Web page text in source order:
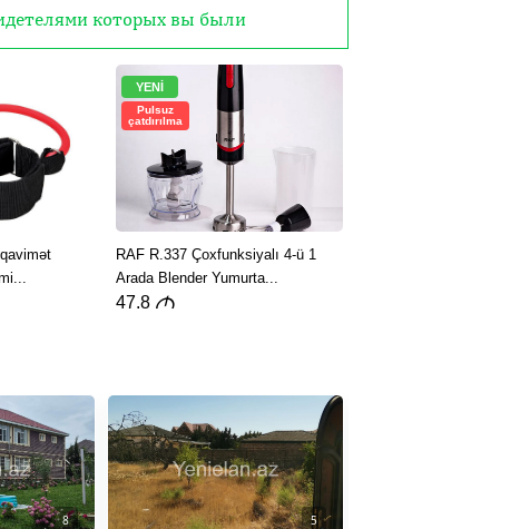
которых вы были